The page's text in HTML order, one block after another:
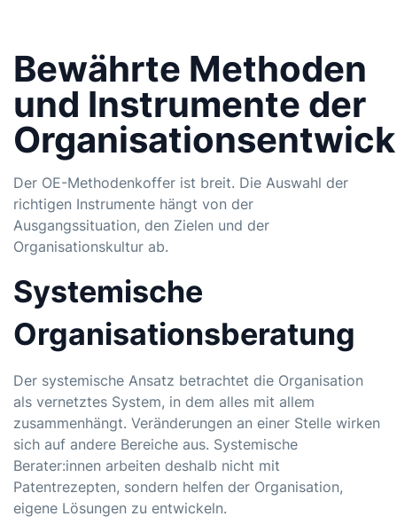
Bewährte Methoden
und Instrumente der
Der OE-Methodenkoffer ist breit. Die Auswahl der
richtigen Instrumente hängt von der
Ausgangssituation, den Zielen und der
Organisationskultur ab.
Systemische
Organisationsberatung
Der systemische Ansatz betrachtet die Organisation
als vernetztes System, in dem alles mit allem
zusammenhängt. Veränderungen an einer Stelle wirken
sich auf andere Bereiche aus. Systemische
Berater:innen arbeiten deshalb nicht mit
Patentrezepten, sondern helfen der Organisation,
eigene Lösungen zu entwickeln.